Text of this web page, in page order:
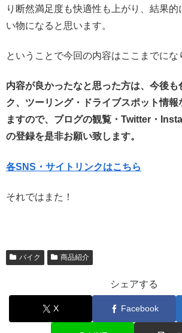
り断然満足度も快適性も上がり、結果的
い物になると思います。
ということで今回の内容はここまでにな
内容が良かったなと思った方は、今後も
ク、ツーリング・ドライブスポット情報
ますので、ブログの観覧・Twitter・
の登録を是非お願い致します。
各SNS・サイトリンクはこちら
それではまた！
バイク 商品紹介
シェアする
X Facebook